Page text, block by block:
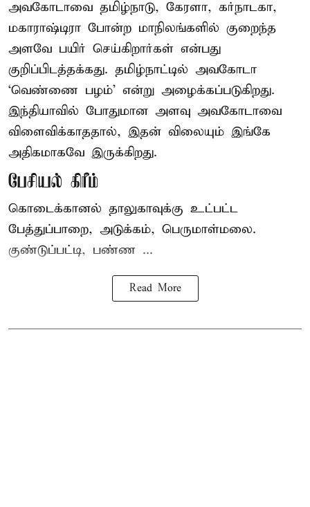
அவகோடாவை தமிழ்நாடு, கேரளா, கர்நாடகா,
மகாராஷ்டிரா போன்ற மாநிலங்களில் குறைந்த
அளவே பயிர் செய்கிறார்கள் என்பது
குறிப்பிடத்தக்கது. தமிழ்நாட்டில் அவகோடா
‘வெண்ணை பழம்’ என்று அழைக்கப்படுகிறது.
இந்தியாவில் போதுமான அளவு அவகோடாவை
விளைவிக்காததால், இதன் விலையும் இங்கே
அதிகமாகவே இருக்கிறது.
பேசியல் கிரீம்
கொடைக்கானல் தாலுகாவுக்கு உட்பட்ட
பேத்துப்பாறை, அடுக்கம், பெருமாள்மலை.
குண்டுப்பட்டி, பண்ண ...
Read More